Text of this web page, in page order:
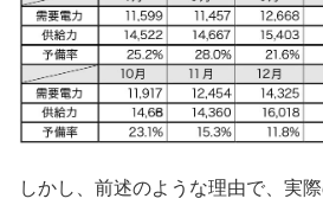
しかし、前述のような理由で、実